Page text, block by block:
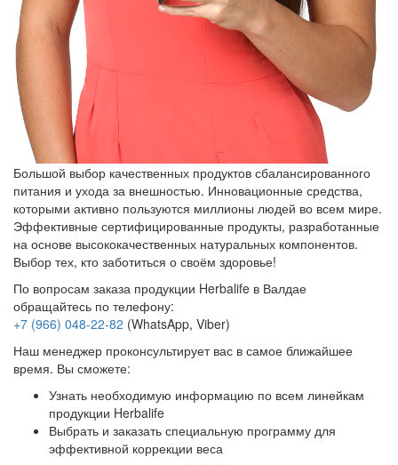
Большой выбор качественных продуктов сбалансированного
питания и ухода за внешностью. Инновационные средства,
которыми активно пользуются миллионы людей во всем мире.
Эффективные сертифицированные продукты, разработанные
на основе высококачественных натуральных компонентов.
Выбор тех, кто заботиться о своём здоровье!
По вопросам заказа продукции Herbalife в Валдае
обращайтесь по телефону:
+7 (966) 048-22-82 (WhatsApp, Viber)
Наш менеджер проконсультирует вас в самое ближайшее
время. Вы сможете:
Узнать необходимую информацию по всем линейкам
продукции Herbalife
Выбрать и заказать специальную программу для
эффективной коррекции веса